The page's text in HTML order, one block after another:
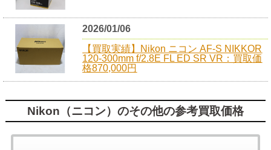
2026/01/06
【買取実績】Nikon ニコン AF-S NIKKOR
120-300mm f/2.8E FL ED SR VR：買取価
格870,000円
Nikon（ニコン）のその他の参考買取価格